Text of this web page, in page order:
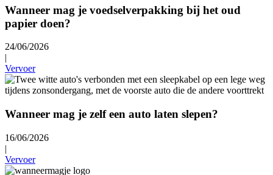
Wanneer mag je voedselverpakking bij het oud
papier doen?
24/06/2026
Vervoer
Wanneer mag je zelf een auto laten slepen?
16/06/2026
|
Vervoer